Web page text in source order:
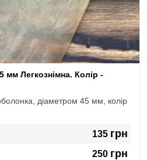
мм Легкознімна. Колір -
діаметром 45 мм, колір
135 грн
250 грн